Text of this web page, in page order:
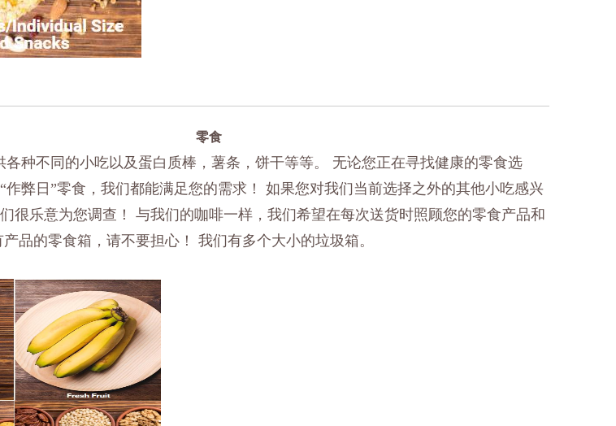
零食
各种不同的小吃以及蛋白质棒，薯条，饼干等等。
无论您正在寻找健康的零食选
“作弊日”零食，我们都能满足您的需求！ 如果您对我们当前选择之外的其他小吃感兴
很乐意为您调查！ 与我们的咖啡一样，我们希望在每次送货时照顾您的零食产品和
品的零食箱，请不要担心！ 我们有多个大小的垃圾箱。